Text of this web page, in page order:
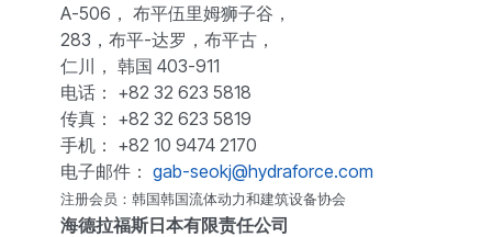
A-506， 布平伍里姆狮子谷，
283，布平-达罗，布平古，
仁川， 韩国 403-911
电话： +82 32 623 5818
传真： +82 32 623 5819
手机： +82 10 9474 2170
电子邮件： gab-seokj@hydraforce.com
注册会员：韩国韩国流体动力和建筑设备协会
海德拉福斯日本有限责任公司